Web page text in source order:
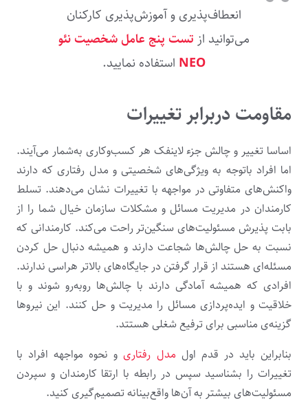
انعطاف‌پذیری و آموزش‌پذیری کارکنان
می‌توانید از تست پنج عامل شخصیت نئو
NEO استفاده نمایید.
مقاومت دربرابر تغییرات
اساسا تغییر و چالش جزء لاینفک هر کسب‌وکاری به‌شمار می‌آیند.
اما افراد باتوجه به ویژگی‌های شخصیتی و مدل رفتاری که دارند
واکنش‌های متفاوتی در مواجهه با تغییرات نشان می‌دهند. تسلط
کارمندان در مدیریت مسائل و مشکلات سازمان خیال شما را از
بابت پذیرش مسئولیت‌های سنگین‌تر راحت می‌کند. کارمندانی که
نسبت به حل چالش‌ها شجاعت دارند و همیشه دنبال حل کردن
مسئله‌ای هستند از قرار گرفتن در جایگاه‌های بالاتر هراسی ندارند.
افرادی که همیشه آمادگی دارند با چالش‌ها روبه‌رو شوند و با
خلاقیت و ایده‌پردازی مسائل را مدیریت و حل کنند. این نیروها
گزینه‌ی مناسبی برای ترفیع شغلی هستتد.
بنابراین باید در قدم اول مدل رفتاریو نحوه مواجهه افراد با
تغییرات را بشناسید سپس در رابطه با ارتقا کارمندان و سپردن
مسئولیت‌های بیشتر به آن‌ها واقع‌بینانه تصمیم‌گیری کنید.